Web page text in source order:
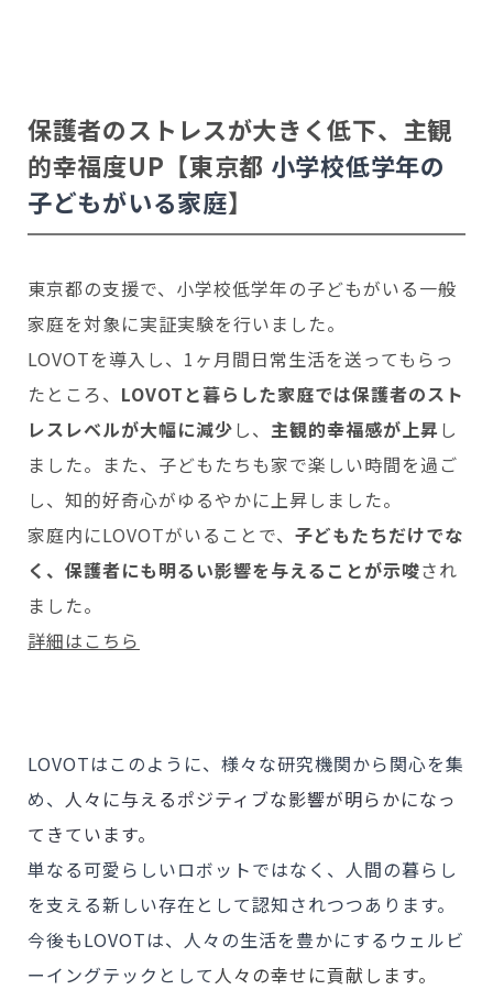
保護者のストレスが大きく低下、主観
的幸福度UP 【東京都 小学校低学年の
子どもがいる家庭】
東京都の支援で、小学校低学年の子どもがいる一般
家庭を対象に実証実験を行いました。
LOVOTを導入し、1ヶ月間日常生活を送ってもらっ
たところ、 LOVOTと暮らした家庭では保護者のスト
レスレベルが大幅に減少 し、 主観的幸福感が上昇 し
ました。また、子どもたちも家で楽しい時間を過ご
し、知的好奇心がゆるやかに上昇しました。
家庭内にLOVOTがいることで、 子どもたちだけでな
く、保護者にも明るい影響を与えることが示唆され
ました。
詳細はこちら
LOVOTはこのように、様々な研究機関から関心を集
め、 人々に与えるポジティブな影響が明らかになっ
てきています。
単なる可愛らしいロボットではなく、人間の暮らし
を支える新しい存在として認知されつつあります。
今後もLOVOTは、人々の生活を豊かにするウェルビ
ーイングテックとして 人々の幸せに貢献します。